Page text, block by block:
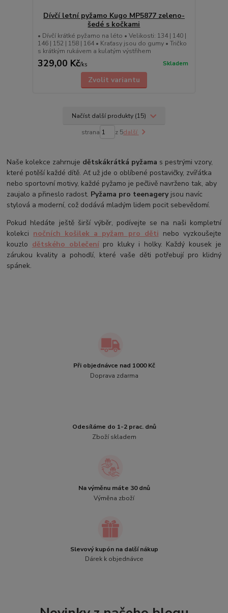
Dívčí letní pyžamo Kugo MP5877 zeleno-
šedé s kočkami
• Dívčí krátké pyžamo na léto • Velikosti: 134 | 140 |
146 | 152 | 158 | 164 • Kraťasy jsou do gumy • Tričko
s krátkým rukávem a kulatým výstřihem
329,00 Kč/ks Skladem
Zvolit variantu
Načíst další produkty (15)
strana z 5další
Naše kolekce zahrnuje dětskákrátká pyžama s pestrými vzory,
které potěší každé dítě. Ať už jde o oblíbené postavičky, zvířátka
nebo sportovní motivy, každé pyžamo je pečlivě navrženo tak, aby
zaujalo a přineslo radost. Pyžama pro teenageryjsou navíc
stylová a moderní, což dodává mladým lidem pocit sebevědomí.
Pokud hledáte ještě širší výběr, podívejte se na naši kompletní
kolekci nočních košilek a pyžam pro děti nebo vyzkoušejte
kouzlo dětského oblečenípro kluky i holky. Každý kousek je
zárukou kvality a pohodlí, které vaše děti potřebují pro klidný
spánek.
Při objednávce nad 1000 Kč
Doprava zdarma
Odesíláme do 1-2 prac. dnů
Zboží skladem
Na výměnu máte 30 dnů
Výměna zboží
Slevový kupón na další nákup
Dárek k objednávce